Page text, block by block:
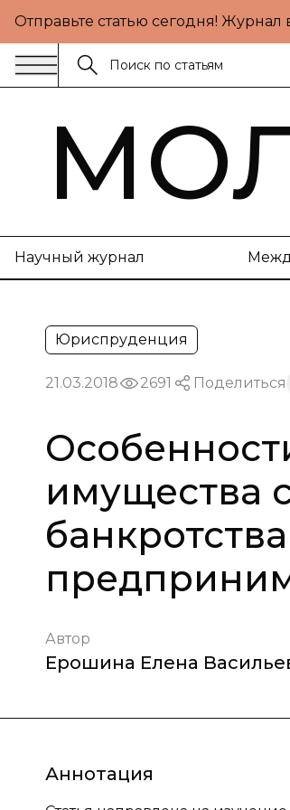
Отправьте статью сегодня! Журнал
Научный журнал
Юриспруденция
21.03.2018 2691 Поделиться
имущества
Автор
Ерошина Елена
Аннотация